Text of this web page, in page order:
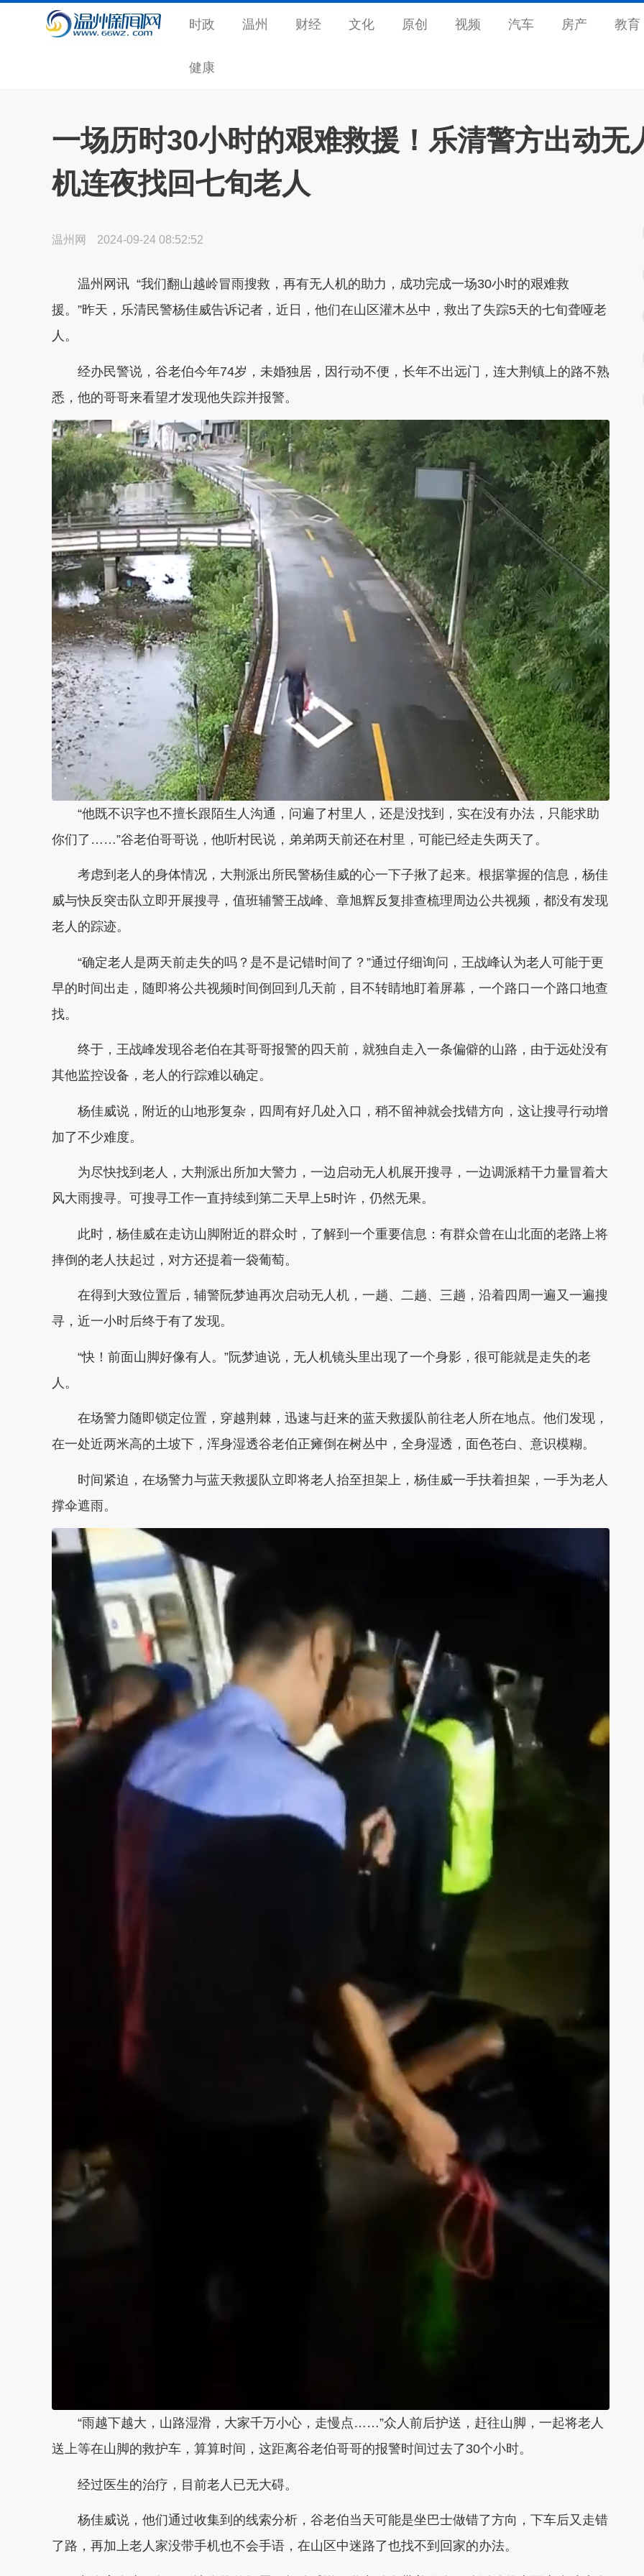
时政 温州 财经 文化 原创 视频 汽车 房产 教育
健康
一场历时30小时的艰难救援！乐清警方出动无
机连夜找回七旬老人
温州网 2024-09-24 08:52:52
温州网讯 “我们翻山越岭冒雨搜救，再有无人机的助力，成功完成一场30小时的艰难救
援。”昨天，乐清民警杨佳威告诉记者，近日，他们在山区灌木丛中，救出了失踪5天的七旬聋哑老
人。
经办民警说，谷老伯今年74岁，未婚独居，因行动不便，长年不出远门，连大荆镇上的路不熟
悉，他的哥哥来看望才发现他失踪并报警。
“他既不识字也不擅长跟陌生人沟通，问遍了村里人，还是没找到，实在没有办法，只能求助
你们了……”谷老伯哥哥说，他听村民说，弟弟两天前还在村里，可能已经走失两天了。
考虑到老人的身体情况，大荆派出所民警杨佳威的心一下子揪了起来。根据掌握的信息，杨佳
威与快反突击队立即开展搜寻，值班辅警王战峰、章旭辉反复排查梳理周边公共视频，都没有发现
老人的踪迹。
“确定老人是两天前走失的吗？是不是记错时间了？”通过仔细询问，王战峰认为老人可能于更
早的时间出走，随即将公共视频时间倒回到几天前，目不转睛地盯着屏幕，一个路口一个路口地查
找。
终于，王战峰发现谷老伯在其哥哥报警的四天前，就独自走入一条偏僻的山路，由于远处没有
其他监控设备，老人的行踪难以确定。
杨佳威说，附近的山地形复杂，四周有好几处入口，稍不留神就会找错方向，这让搜寻行动增
加了不少难度。
为尽快找到老人，大荆派出所加大警力，一边启动无人机展开搜寻，一边调派精干力量冒着大
风大雨搜寻。可搜寻工作一直持续到第二天早上5时许，仍然无果。
此时，杨佳威在走访山脚附近的群众时，了解到一个重要信息：有群众曾在山北面的老路上将
摔倒的老人扶起过，对方还提着一袋葡萄。
在得到大致位置后，辅警阮梦迪再次启动无人机，一趟、二趟、三趟，沿着四周一遍又一遍搜
寻，近一小时后终于有了发现。
“快！前面山脚好像有人。”阮梦迪说，无人机镜头里出现了一个身影，很可能就是走失的老
人。
在场警力随即锁定位置，穿越荆棘，迅速与赶来的蓝天救援队前往老人所在地点。他们发现，
在一处近两米高的土坡下，浑身湿透谷老伯正瘫倒在树丛中，全身湿透，面色苍白、意识模糊。
时间紧迫，在场警力与蓝天救援队立即将老人抬至担架上，杨佳威一手扶着担架，一手为老人
撑伞遮雨。
“雨越下越大，山路湿滑，大家千万小心，走慢点……”众人前后护送，赶往山脚，一起将老人
送上等在山脚的救护车，算算时间，这距离谷老伯哥哥的报警时间过去了30个小时。
经过医生的治疗，目前老人已无大碍。
杨佳威说，他们通过收集到的线索分析，谷老伯当天可能是坐巴士做错了方向，下车后又走错
了路，再加上老人家没带手机也不会手语，在山区中迷路了也找不到回家的办法。